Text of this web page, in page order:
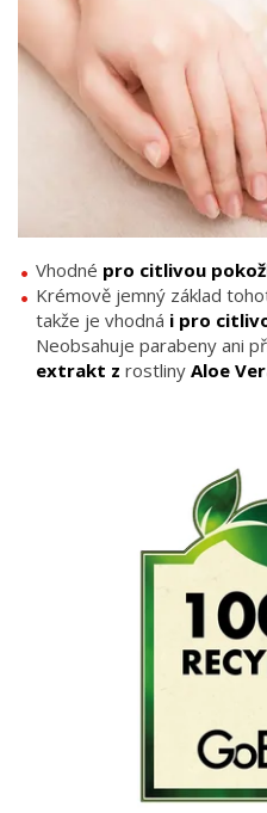
Vhodné pro citlivou
Krémově jemný základ
takže je vhodná i pro
Neobsahuje parabeny ani
extrakt z rostliny Aloe